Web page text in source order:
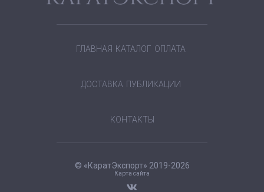
ГЛАВНАЯ КАТАЛОГ ОПЛАТА
ДОСТАВКА ПУБЛИКАЦИИ
КОНТАКТЫ
© «КаратЭкспорт» 2019-2026
Карта сайта